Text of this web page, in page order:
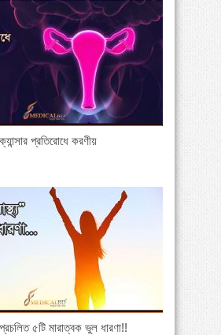
প্রতিরোধে করণীয়
প্রচলিত ৫টি মারাত্বক ভুল ধারণা!!